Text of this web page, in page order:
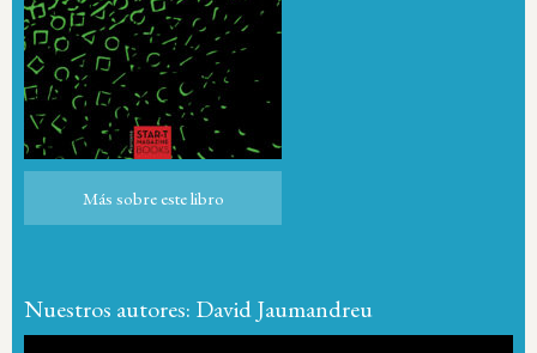
Más sobre este libro
Nuestros autores: David Jaumandreu